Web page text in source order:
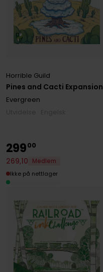
Pines and Cacti Expansion
Horrible Guild
Evergreen
29900
269,10
Medlem
Ikke på nettlager